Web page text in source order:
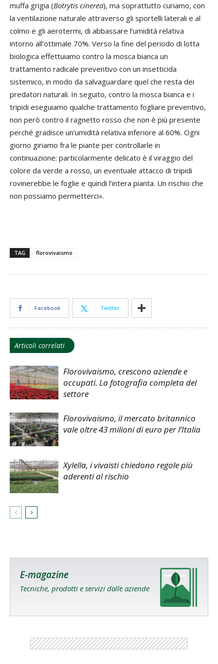
muffa grigia (Botrytis cinerea), ma soprattutto curiamo, con
la ventilazione naturale attraverso gli sportelli laterali e al
colmo e gli aerotermi, di abbassare l’umidità relativa
intorno all’ottimale 70%. Verso la fine del periodo di lotta
biologica effettuiamo contro la mosca bianca un
trattamento radicale preventivo con un insetticida
sistemico, in modo da salvaguardare quel che resta dei
predatori naturali. In seguito, contro la mosca bianca e i
tripidi eseguiamo qualche trattamento fogliare preventivo,
non però contro il ragnetto rosso che non è più presente
perché gradisce un’umidità relativa inferiore al 60%. Ogni
giorno giriamo fra le piante per controllarle in
continuazione: particolarmente delicato è il viraggio del
colore da verde a rosso, un eventuale attacco di tripidi
rovinerebbe le foglie e quindi l’intera pianta. Un rischio che
non possiamo permetterci».
TAG florovivaismo
Facebook Twitter
Articoli correlati
Florovivaismo, crescono aziende e
occupati. La fotografia completa del
settore
Florovivaismo, il mercato britannico
vale oltre 43 milioni di euro per l’Italia
Xylella, i vivaisti chiedono regole più
aderenti al rischio
E-magazine
Tecniche, prodotti e servizi dalle aziende